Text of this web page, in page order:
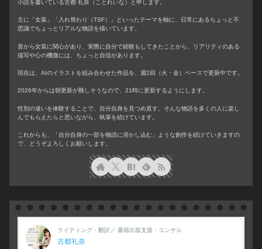
小説を書いている古都 礼奈（ことれいな）と申します。
主に「女装」「入れ替わり（TSF）」といったテーマを軸に、日常にあるちょっと不
思議でちょっとリアルな物語を描いています。
昔から女装に関心があり、実際に自分で経験もしてきたことから、リアリティのある
描写や心の機微には、ちょっと自信があります。
現在は、AIのイラストを組み合わせた作品を、週2回（火・金）ペースで更新中です。
2026年からは朝更新が難しそうなので、21時に更新するようにします。
性別の違いを体験することで、自分自身を見つめ直す。そんな物語を多くの人に楽し
んでもらえたらと思いながら、執筆を続けています。
これからも、「自分自身の一部を物語に溶かし込む」ような創作を続けていきますの
で、どうぞよろしくお願いします。